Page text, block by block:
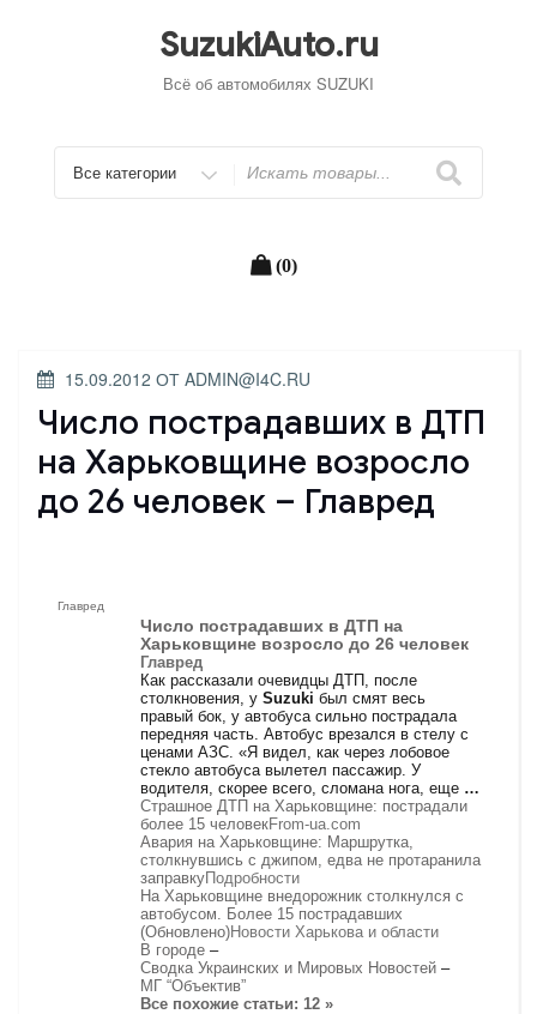
SuzukiAuto.ru
Всё об автомобилях SUZUKI
Искать
(0)
ОПУБЛИКОВАНО
15.09.2012 ОТ ADMIN@I4C.RU
Число пострадавших в ДТП
на Харьковщине возросло
до 26 человек – Главред
Главред
Число пострадавших в ДТП на
Харьковщине возросло до 26 человек
Главред
Как рассказали очевидцы ДТП, после
столкновения, уSuzuki был смят весь
правый бок, у автобуса сильно пострадала
передняя часть. Автобус врезался в стелу с
ценами АЗС. «Я видел, как через лобовое
стекло автобуса вылетел пассажир. У
водителя, скорее всего, сломана нога, еще …
Страшное ДТП на Харьковщине: пострадали
более 15 человекFrom-ua.com
Авария на Харьковщине: Маршрутка,
столкнувшись с джипом, едва не протаранила
заправкуПодробности
На Харьковщине внедорожник столкнулся с
автобусом. Более 15 пострадавших
(Обновлено)Новости Харькова и области
В городе –
Сводка Украинских и Мировых Новостей –
МГ “Объектив”
Все похожие статьи: 12 »